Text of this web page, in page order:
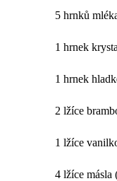
5 hrnků
1 hrnek
1 hrnek
2 lžíce
1 lžíce
4 lžíce másla